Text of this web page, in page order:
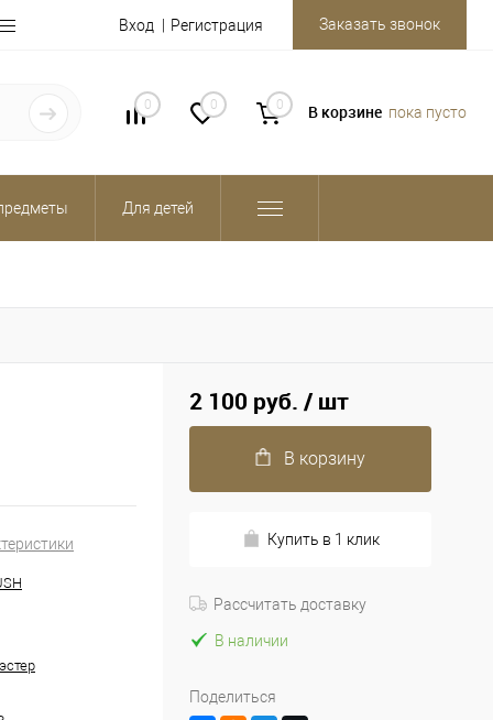
Вход Регистрация Заказать звонок
0 0 0 В корзине пока пусто
Для детей
2 100 руб. / шт
В корзину
Купить в 1 клик
Рассчитать доставку
В наличии
Поделиться